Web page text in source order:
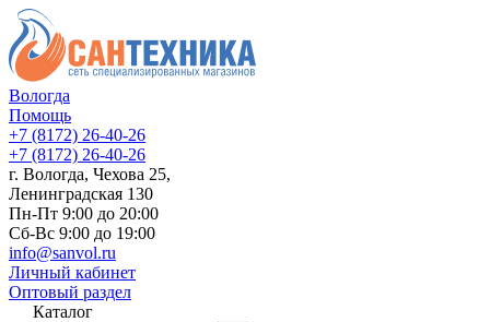
Вологда
Помощь
+7 (8172) 26-40-26
+7 (8172) 26-40-26
г. Вологда, Чехова 25,
Ленинградская 130
Пн-Пт 9:00 до 20:00
Сб-Вс 9:00 до 19:00
info@sanvol.ru
Личный кабинет
Оптовый раздел
Каталог